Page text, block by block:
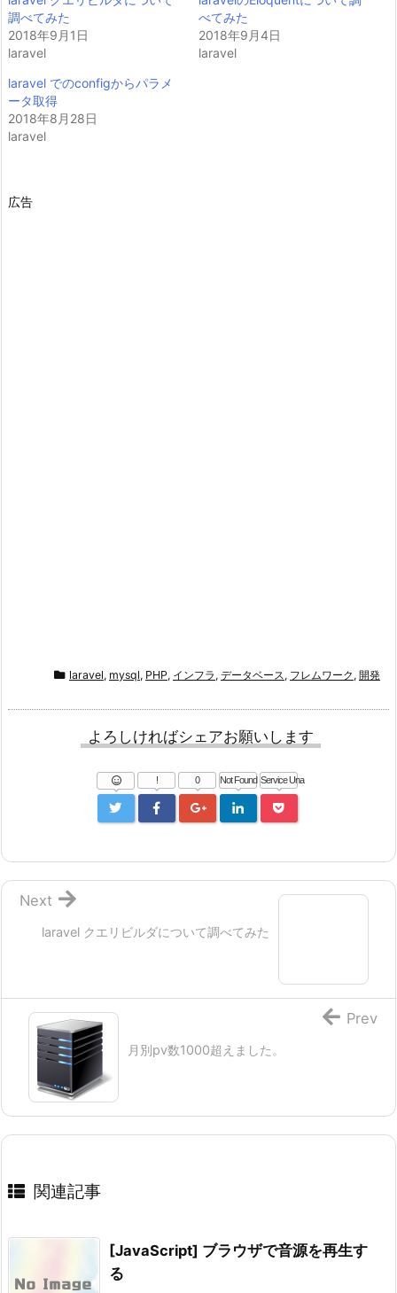
調べてみた
2018年9月1日
laravel
べてみた
2018年9月4日
laravel
laravel でのconfigからパラメ
ータ取得
2018年8月28日
laravel
広告
laravel, mysql, PHP, インフラ , データベース , フレムワーク , 開発
よろしければシェアお願いします
! 0 Not Found Service Una
laravel クエリビルダについて調べてみた
Next
月別pv数1000超えました。
Prev
関連記事
[JavaScript] ブラウザで音源を再生す
る